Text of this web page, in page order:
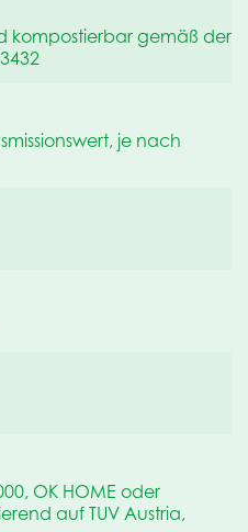
kompostierbar gemäß der
je nach
OK HOME oder
auf TUV Austria,